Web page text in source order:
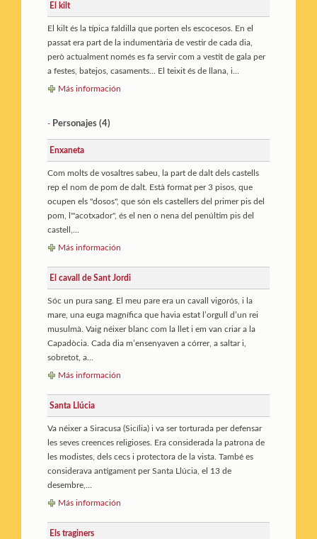
El kilt
El kilt és la típica faldilla que porten els escocesos. En el
passat era part de la indumentària de vestir de cada dia,
però actualment només es fa servir com a vestit de gala per
a festes, batejos, casaments... El teixit és de llana, i...
Más información
- Personajes (4)
Enxaneta
Com molts de vosaltres sabeu, la part de dalt dels castells
rep el nom de pom de dalt. Està format per 3 pisos, que
ocupen els "dosos", que són els castellers del primer pis del
pom, l'"acotxador", és el nen o nena del penúltim pis del
castell,...
Más información
El cavall de Sant Jordi
Sóc un pura sang. El meu pare era un cavall vigorós, i la
mare, una euga magnífica que havia estat l’orgull d’un rei
musulmà. Vaig néixer blanc com la llet i em van criar a la
Capadòcia. Cada dia m’ensenyaven a córrer, a saltar i,
sobretot, a...
Más información
Santa Llúcia
Va néixer a Siracusa (Sicília) i va ser torturada per defensar
les seves creences religioses. Era considerada la patrona de
les modistes, dels cecs i protectora de la vista. També es
considerava antigament per Santa Llúcia, el 13 de
desembre,...
Más información
Els traginers